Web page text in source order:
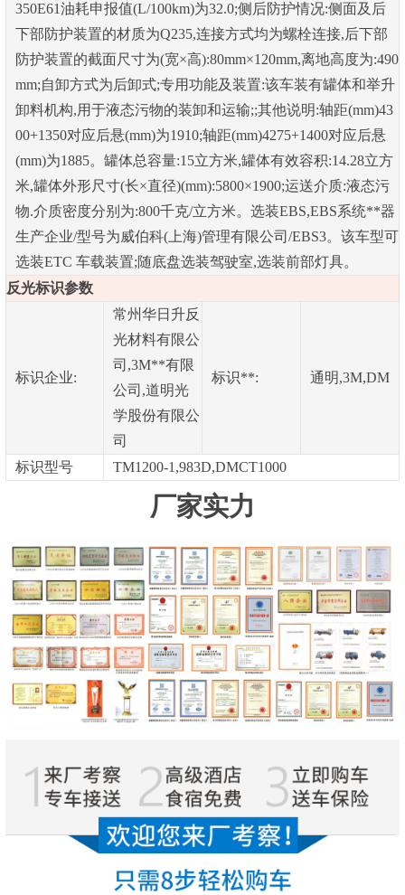
350E61油耗申报值(L/100km)为32.0;侧后防护情况:侧面及后
下部防护装置的材质为Q235,连接方式均为螺栓连接,后下部
防护装置的截面尺寸为(宽×高):80mm×120mm,离地高度为:490
mm;自卸方式为后卸式;专用功能及装置:该车装有罐体和举升
卸料机构,用于液态污物的装卸和运输;;其他说明:轴距(mm)43
00+1350对应后悬(mm)为1910;轴距(mm)4275+1400对应后悬
(mm)为1885。罐体总容量:15立方米,罐体有效容积:14.28立方
米,罐体外形尺寸(长×直径)(mm):5800×1900;运送介质:液态污
物.介质密度分别为:800千克/立方米。选装EBS,EBS系统**器
生产企业/型号为威伯科(上海)管理有限公司/EBS3。该车型可
选装ETC 车载装置;随底盘选装驾驶室,选装前部灯具。
反光标识参数
标识企业:
常州华日升反
光材料有限公
司,3M**有限
公司,道明光
学股份有限公
司
标识**: 通明,3M,DM
标识型号 TM1200-1,983D,DMCT1000
厂家实力